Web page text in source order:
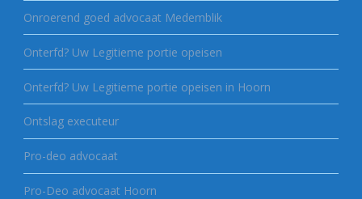
Onroerend goed advocaat Medemblik
Onterfd? Uw Legitieme portie opeisen
Onterfd? Uw Legitieme portie opeisen in Hoorn
Ontslag executeur
Pro-deo advocaat
Pro-Deo advocaat Hoorn